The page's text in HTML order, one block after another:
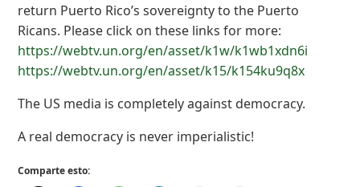
return Puerto Rico’s sovereignty to the Puerto
Ricans. Please click on these links for more:
https://webtv.un.org/en/asset/k1w/k1wb1xdn6i
https://webtv.un.org/en/asset/k15/k154ku9q8x
The US media is completely against democracy.
A real democracy is never imperialistic!
Comparte esto: